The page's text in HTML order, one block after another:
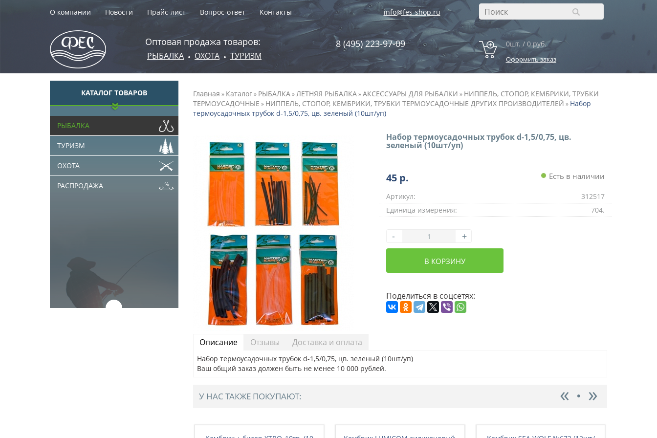
О компании Новости Прайс-лист Вопрос-ответ Контакты info@fes-shop.ru
Оптовая продажа товаров:
РЫБАЛКА • ОХОТА • ТУРИЗМ
8 (495) 223-97-09 0шт. / 0 руб.
Оформить заказ
КАТАЛОГ ТОВАРОВ
РЫБАЛКА
ТУРИЗМ
ОХОТА
РАСПРОДАЖА
Главная » Каталог» РЫБАЛКА»ЛЕТНЯЯ РЫБАЛКА»АКСЕССУАРЫ ДЛЯ РЫБАЛКИ » НИППЕЛЬ, СТОПОР, КЕМБРИКИ, ТРУБКИ
ТЕРМОУСАДОЧНЫЕ » НИППЕЛЬ, СТОПОР, КЕМБРИКИ, ТРУБКИ ТЕРМОУСАДОЧНЫЕ ДРУГИХ ПРОИЗВОДИТЕЛЕЙ » Набор
термоусадочных трубок d-1,5/0,75, цв. зеленый (10шт/уп)
Набор термоусадочных трубок d-1,5/0,75, цв.
зеленый (10шт/уп)
45 р. Есть в наличии
Артикул:
312517
Единица измерения:
704.
- +
В КОРЗИНУ
Поделиться в соцсетях:
Описание Отзывы Доставка и оплата
Набор термоусадочных трубок d-1,5/0,75, цв. зеленый (10шт/уп)
Ваш общий заказ должен быть не менее 10 000 рублей.
У НАС ТАКЖЕ ПОКУПАЮТ: